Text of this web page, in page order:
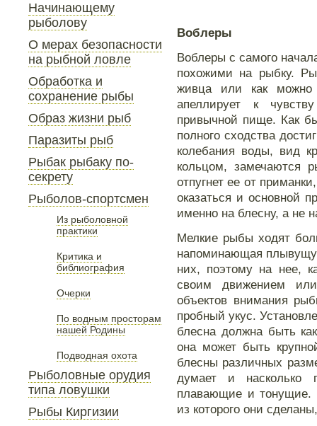
Начинающему
рыболову
О мерах безопасности
на рыбной ловле
Обработка и
сохранение рыбы
Образ жизни рыб
Паразиты рыб
Рыбак рыбаку по-
секрету
Рыболов-спортсмен
Из рыболовной
практики
Критика и
библиография
Очерки
По водным просторам
нашей Родины
Подводная охота
Рыболовные орудия
типа ловушки
Рыбы Киргизии
Воблеры
Воблеры с самого
похожими на рыбку.
живца или как
апеллирует к
привычной пище. Как
полного сходства
колебания воды, вид
кольцом, замечаются
отпугнет ее от
оказаться и основной
именно на блесну, а не
Мелкие рыбы ходят
напоминающая
них, поэтому на нее,
своим движением
объектов внимания
пробный укус.
блесна должна быть
она может быть
блесны различных
думает и насколько
плавающие и тонущие.
из которого они